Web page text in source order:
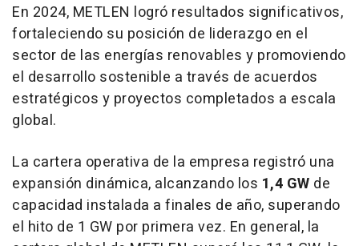
En 2024, METLEN logró resultados significativos,
fortaleciendo su posición de liderazgo en el
sector de las energías renovables y promoviendo
el desarrollo sostenible a través de acuerdos
estratégicos y proyectos completados a escala
global.
La cartera operativa de la empresa registró una
expansión dinámica, alcanzando los 1,4 GW de
capacidad instalada a finales de año, superando
el hito de 1 GW por primera vez. En general, la